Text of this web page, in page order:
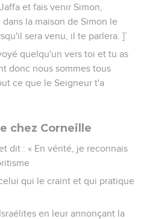
et fais venir Simon,
la maison de Simon le
sera venu, il te parlera. ]’
quelqu'un vers toi et tu as
donc nous sommes tous
ce que le Seigneur t'a
chez Corneille
dit : « En vérité, je reconnais
qui le craint et qui pratique
en leur annonçant la